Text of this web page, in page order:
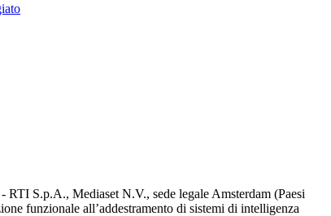
S.p.A., Mediaset N.V., sede legale Amsterdam (Paesi
funzionale all’addestramento di sistemi di intelligenza